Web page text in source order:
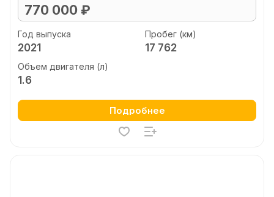
770 000 ₽
Год выпуска
2021
Пробег (км)
17 762
Объем двигателя (л)
1.6
Подробнее